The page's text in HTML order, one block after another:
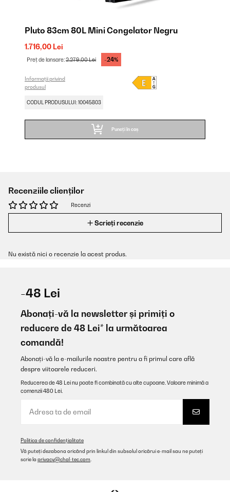
Pluto 83cm 80L Mini Congelator Negru
1.716,00 Lei
Preț de lansare:2.279,00 Lei -24%
Informații privind
produsul
CODUL PRODUSULUI: 10045803
Puneți în coș
Recenziile clienților
Recenzi
Scrieți recenzie
Nu există nici o recenzie la acest produs.
-48 Lei
Abonați-vă la newsletter și primiți o
reducere de 48 Lei* la următoarea
comandă!
Abonați-vă la e-mailurile noastre pentru a fi primul care află
despre viitoarele reduceri.
Reducerea de 48 Lei nu poate fi combinată cu alte cupoane. Valoare minimă a
comenzii 480 Lei.
Politica de confidențialitate
Vă puteți dezabona oricând prin linkul din subsolul oricărui e-mail sau ne puteți
scrie la privacy@chal-tec.com